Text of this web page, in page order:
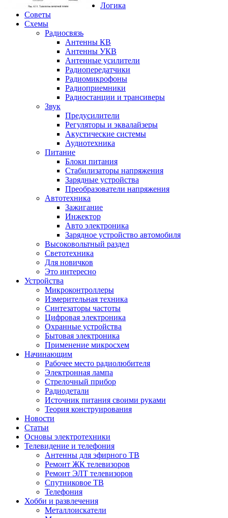
Логика
Советы
Схемы
Радиосвязь
Антенны КВ
Антенны УКВ
Антенные усилители
Радиопередатчики
Радиомикрофоны
Радиоприемники
Радиостанции и трансиверы
Звук
Предусилители
Регуляторы и эквалайзеры
Акустические системы
Аудиотехника
Питание
Блоки питания
Стабилизаторы напряжения
Зарядные устройства
Преобразователи напряжения
Автотехника
Зажигание
Инжектор
Авто электроника
Зарядное устройство автомобиля
Высоковольтный раздел
Светотехника
Для новичков
Это интересно
Устройства
Микроконтроллеры
Измерительная техника
Синтезаторы частоты
Цифровая электроника
Охранные устройства
Бытовая электроника
Применение микросхем
Начинающим
Рабочее место радиолюбителя
Электронная лампа
Стрелочный прибор
Радиодетали
Источник питания своими руками
Теория конструирования
Новости
Статьи
Основы электротехники
Телевидение и телефония
Антенны для эфирного ТВ
Ремонт ЖК телевизоров
Ремонт ЭЛТ телевизоров
Спутниковое ТВ
Телефония
Хобби и развлечения
Металлоискатели